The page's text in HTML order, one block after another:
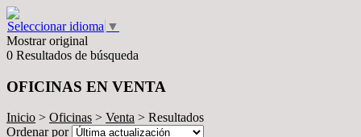
Seleccionar idioma ▼
Mostrar original
0 Resultados de búsqueda
OFICINAS EN VENTA
Inicio > Oficinas > Venta > Resultados
Ordenar por